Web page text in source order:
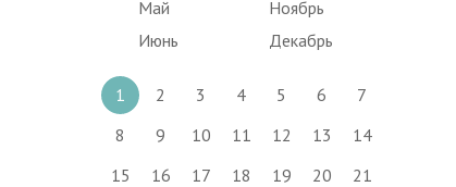
Май
Июнь
Ноябрь
Декабрь
1 2 3 4 5 6
7
8
9 10 11 12 13
14
15
16 17 18 19 20
21